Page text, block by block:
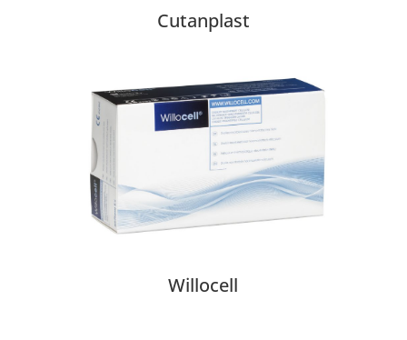
Cutanplast
Willocell